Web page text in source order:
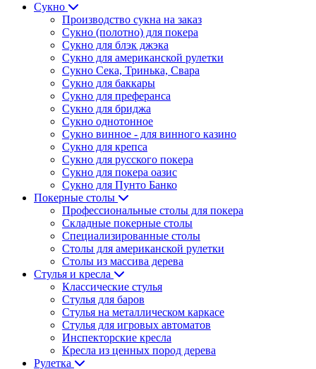
Сукно
Производство сукна на заказ
Сукно (полотно) для покера
Сукно для блэк джэка
Сукно для американской рулетки
Сукно Сека, Тринька, Свара
Сукно для баккары
Сукно для преферанса
Сукно для бриджа
Сукно однотонное
Сукно винное - для винного казино
Сукно для крепса
Сукно для русского покера
Сукно для покера оазис
Сукно для Пунто Банко
Покерные столы
Профессиональные столы для покера
Складные покерные столы
Специализированные столы
Столы для американской рулетки
Столы из массива дерева
Стулья и кресла
Классические стулья
Стулья для баров
Стулья на металлическом каркасе
Стулья для игровых автоматов
Инспекторские кресла
Кресла из ценных пород дерева
Рулетка